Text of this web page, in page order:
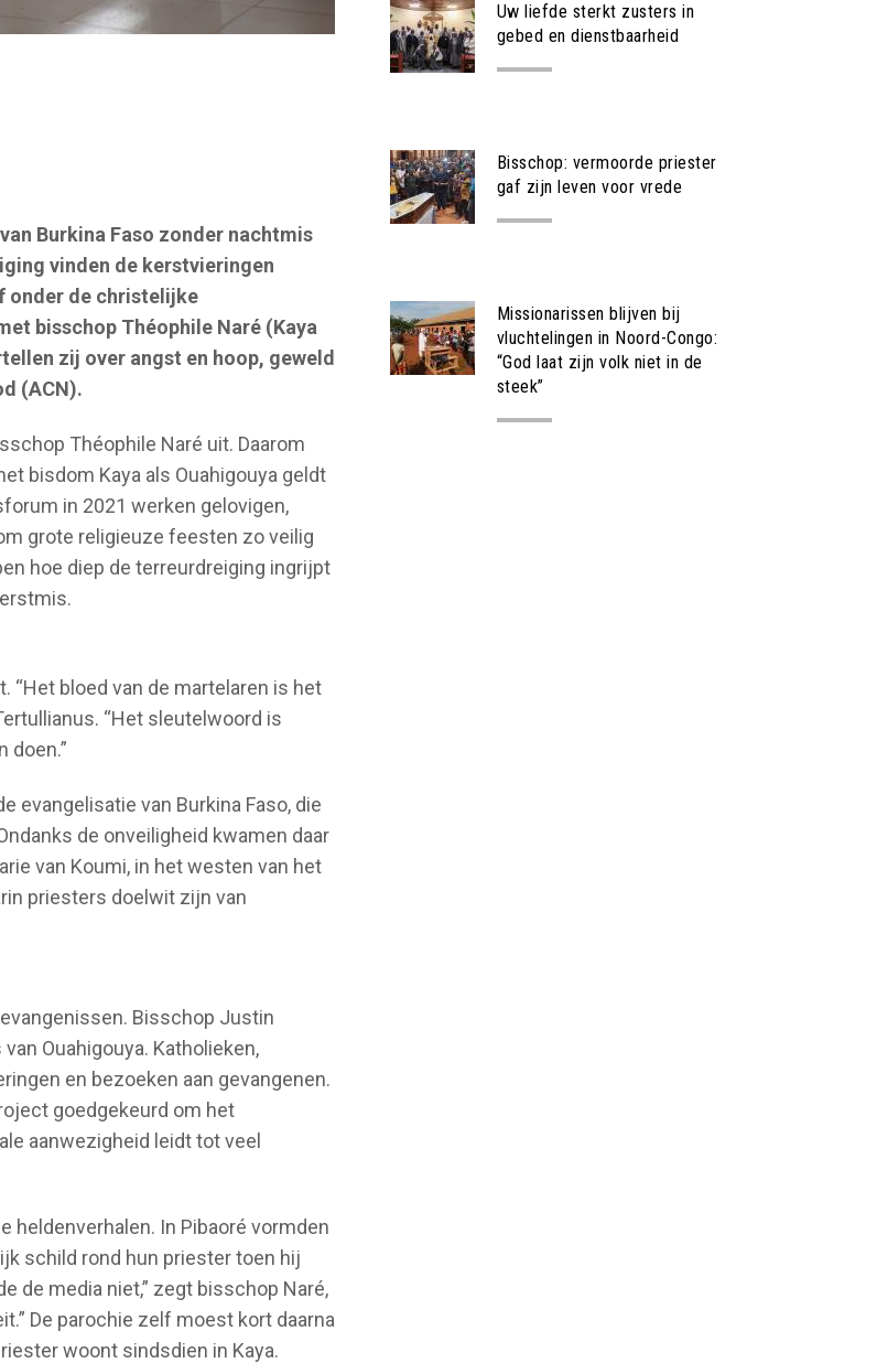
Burkina Faso zonder nachtmis
vinden de kerstvieringen
onder de christelijke
bisschop Théophile Naré (Kaya
zij over angst en hoop, geweld
(ACN).
Théophile Naré uit. Daarom
bisdom Kaya als Ouahigouya geldt
in 2021 werken gelovigen,
grote religieuze feesten zo veilig
hoe diep de terreurdreiging ingrijpt
“Het bloed van de martelaren is het
“Het sleutelwoord is
doen.”
evangelisatie van Burkina Faso, die
de onveiligheid kwamen daar
van Koumi, in het westen van het
priesters doelwit zijn van
Bisschop Justin
Ouahigouya. Katholieken,
en bezoeken aan gevangenen.
goedgekeurd om het
aanwezigheid leidt tot veel
heldenverhalen. In Pibaoré vormden
schild rond hun priester toen hij
de media niet,” zegt bisschop Naré,
De parochie zelf moest kort daarna
woont sindsdien in Kaya.
Uw liefde sterkt zusters in
gebed en dienstbaarheid
Bisschop: vermoorde priester
gaf zijn leven voor vrede
Missionarissen blijven bij
vluchtelingen in Noord-Congo:
“God laat zijn volk niet in de
steek”